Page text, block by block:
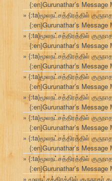
{:en}Gurunathar’s Message
{:ta}மூலநட்சத்திரத்தில்
{:en}Gurunathar’s Message
{:ta}மூலநட்சத்திரத்தில்
{:en}Gurunathar’s Message
{:ta}மூலநட்சத்திரத்தில்
{:en}Gurunathar’s Message
{:ta}மூலநட்சத்திரத்தில்
{:en}Gurunathar’s Message
{:ta}மூலநட்சத்திரத்தில்
{:en}Gurunathar’s Message
{:ta}மூலநட்சத்திரத்தில்
{:en}Gurunathar’s Message
{:ta}மூலநட்சத்திரத்தில்
{:en}Gurunathar’s Message
{:ta}மூலநட்சத்திரத்தில்
{:en}Gurunathar’s Message
மூலநட்சத்திரத்தில் குருநாதர்